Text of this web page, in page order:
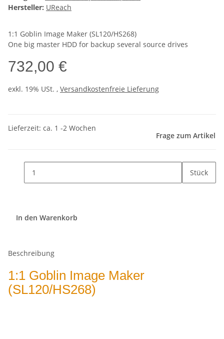
Hersteller: UReach
1:1 Goblin Image Maker (SL120/HS268)
One big master HDD for backup several source drives
732,00 €
exkl. 19% USt. , Versandkostenfreie Lieferung
Lieferzeit: ca. 1 -2 Wochen
Frage zum Artikel
Stück
In den Warenkorb
Beschreibung
1:1 Goblin Image Maker
(SL120/HS268)